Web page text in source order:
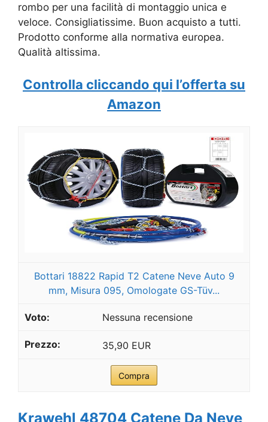
rombo per una facilità di montaggio unica e
veloce. Consigliatissime. Buon acquisto a tutti.
Prodotto conforme alla normativa europea.
Qualità altissima.
Controlla cliccando qui l’offerta su
Amazon
Bottari 18822 Rapid T2 Catene Neve Auto 9
mm, Misura 095, Omologate GS-Tüv...
Nessuna recensione
35,90 EUR
Compra
Krawehl 48704 Catene Da Neve